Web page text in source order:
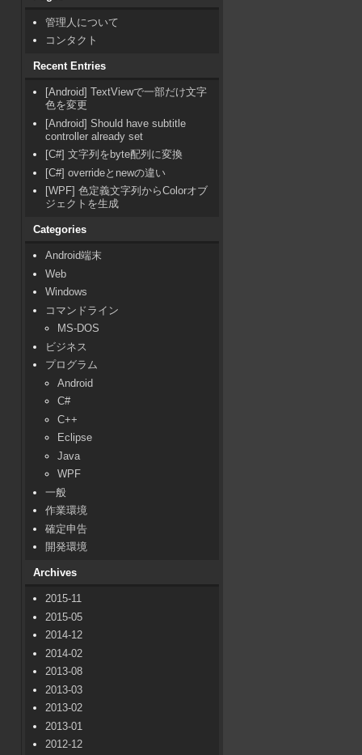
管理人について
コンタクト
Recent Entries
[Android] TextViewで一部だけ文字
色を変更
[Android] Should have subtitle
controller already set
[C#] 文字列をbyte配列に変換
[C#] overrideとnewの違い
[WPF] 色定義文字列からColorオブ
ジェクトを生成
Categories
Android端末
Web
Windows
コマンドライン
MS-DOS
ビジネス
プログラム
Android
C#
C++
Eclipse
Java
WPF
一般
作業環境
確定申告
開発環境
Archives
2015-11
2015-05
2014-12
2014-02
2013-08
2013-03
2013-02
2013-01
2012-12